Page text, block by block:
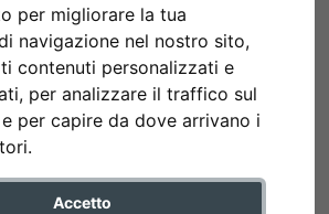
per migliorare la tua
navigazione nel nostro sito,
contenuti personalizzati e
per analizzare il traffico sul
per capire da dove arrivano i
Accetto